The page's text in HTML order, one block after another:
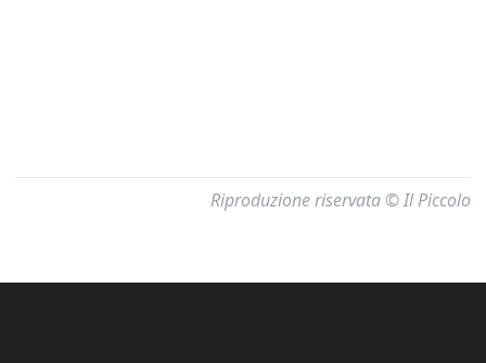
Riproduzione riservata © Il Piccolo